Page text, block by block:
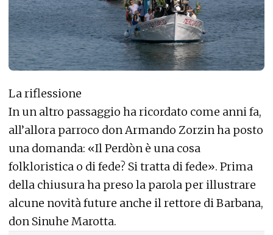
La riflessione
In un altro passaggio ha ricordato come anni fa,
all’allora parroco don Armando Zorzin ha posto
una domanda: «Il Perdòn è una cosa
folkloristica o di fede? Si tratta di fede». Prima
della chiusura ha preso la parola per illustrare
alcune novità future anche il rettore di Barbana,
don Sinuhe Marotta.